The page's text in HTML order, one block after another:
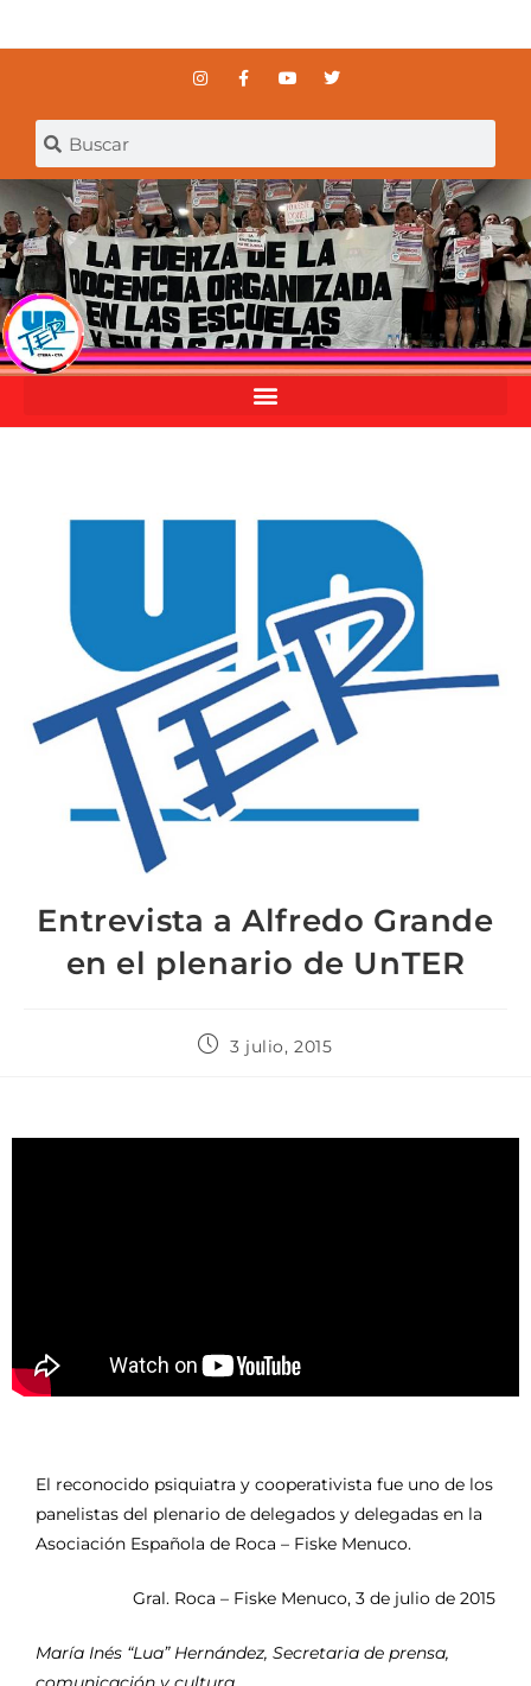
Entrevista a Alfredo Grande
en el plenario de UnTER
3 julio, 2015
El reconocido psiquiatra y cooperativista fue uno de los
panelistas del plenario de delegados y delegadas en la
Asociación Española de Roca – Fiske Menuco.
Gral. Roca – Fiske Menuco, 3 de julio de 2015
María Inés “Lua” Hernández, Secretaria de prensa,